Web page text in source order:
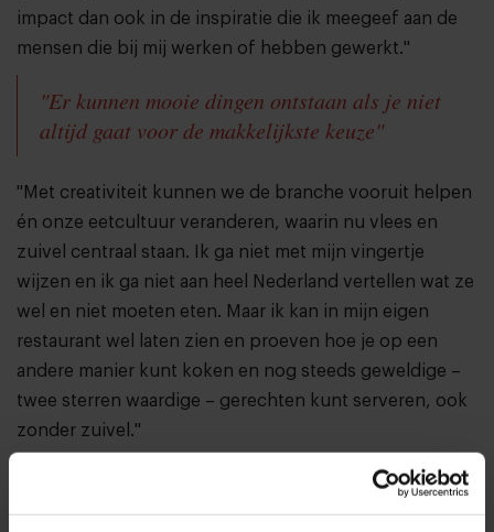
impact dan ook in de inspiratie die ik meegeef aan de
mensen die bij mij werken of hebben gewerkt."
"Er kunnen mooie dingen ontstaan als je niet
altijd gaat voor de makkelijkste keuze"
"Met creativiteit kunnen we de branche vooruit helpen
én onze eetcultuur veranderen, waarin nu vlees en
zuivel centraal staan. Ik ga niet met mijn vingertje
wijzen en ik ga niet aan heel Nederland vertellen wat ze
wel en niet moeten eten. Maar ik kan in mijn eigen
restaurant wel laten zien en proeven hoe je op een
andere manier kunt koken en nog steeds geweldige –
twee sterren waardige – gerechten kunt serveren, ook
zonder zuivel."
"Oh, heel veel. Het kan altijd beter. Onder andere op